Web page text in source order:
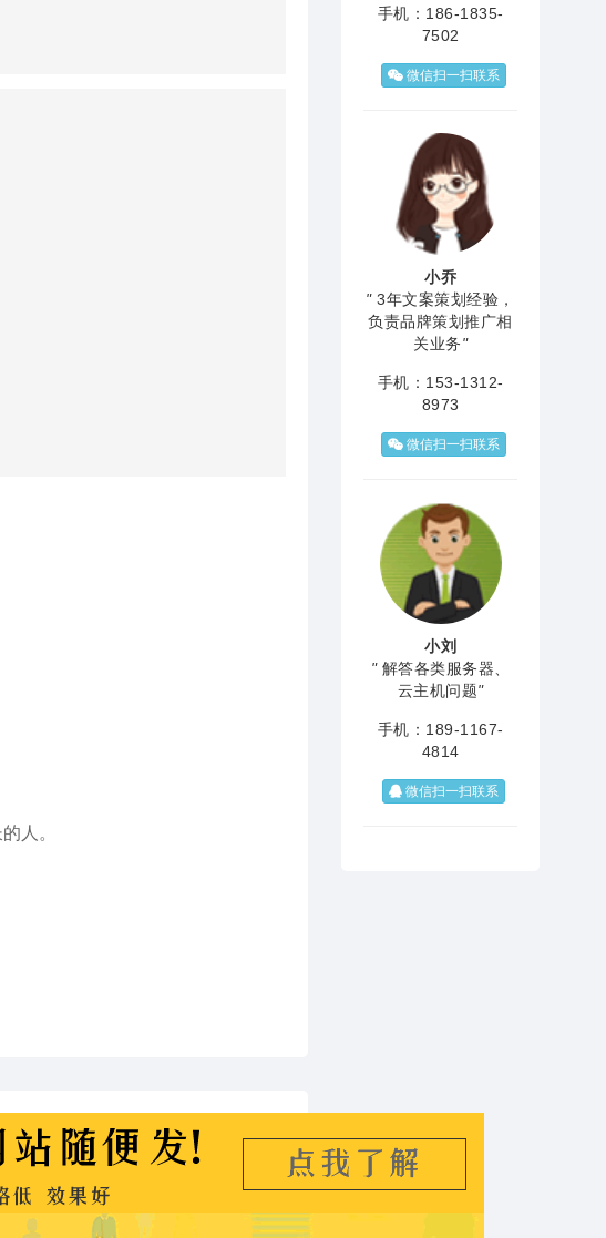
人。
手机：186-1835-
7502
微信扫一扫联系
小乔
"3年文案策划经验，
负责品牌策划推广相
关业务"
手机：153-1312-
8973
微信扫一扫联系
小刘
"解答各类服务器、
云主机问题"
手机：189-1167-
4814
微信扫一扫联系